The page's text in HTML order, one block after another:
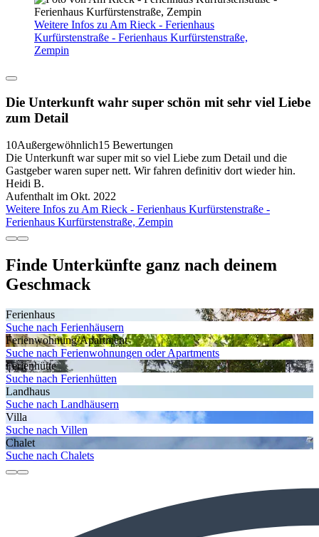
Weitere Infos zu Am Rieck - Ferienhaus
Kurfürstenstraße - Ferienhaus Kurfürstenstraße,
Zempin
Die Unterkunft wahr super schön mit sehr viel Liebe
zum Detail
10Außergewöhnlich15 Bewertungen
Die Unterkunft war super mit so viel Liebe zum Detail und die
Gastgeber waren super nett. Wir fahren definitiv dort wieder hin.
Heidi B.
Aufenthalt im Okt. 2022
Weitere Infos zu Am Rieck - Ferienhaus Kurfürstenstraße -
Ferienhaus Kurfürstenstraße, Zempin
Finde Unterkünfte ganz nach deinem
Geschmack
Ferienhaus
Suche nach Ferienhäusern
Ferienwohnung/Apartment
Suche nach Ferienwohnungen oder Apartments
Ferienhütte
Suche nach Ferienhütten
Landhaus
Suche nach Landhäusern
Villa
Suche nach Villen
Chalet
Suche nach Chalets